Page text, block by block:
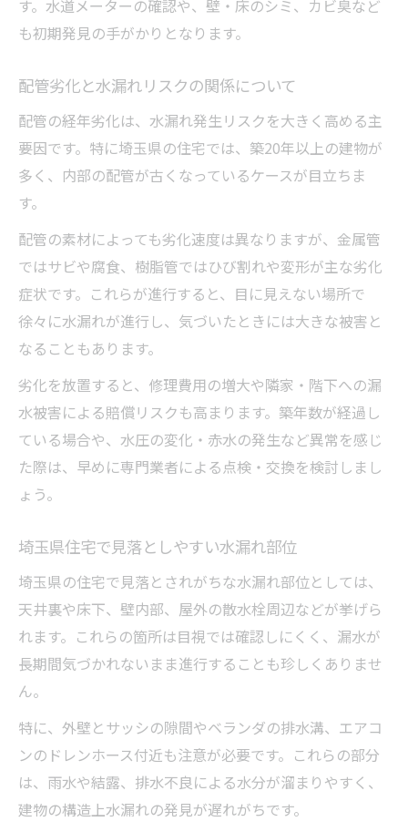
す。水道メーターの確認や、壁・床のシミ、カビ臭など
も初期発見の手がかりとなります。
配管劣化と水漏れリスクの関係について
配管の経年劣化は、水漏れ発生リスクを大きく高める主
要因です。特に埼玉県の住宅では、築20年以上の建物が
多く、内部の配管が古くなっているケースが目立ちま
す。
配管の素材によっても劣化速度は異なりますが、金属管
ではサビや腐食、樹脂管ではひび割れや変形が主な劣化
症状です。これらが進行すると、目に見えない場所で
徐々に水漏れが進行し、気づいたときには大きな被害と
なることもあります。
劣化を放置すると、修理費用の増大や隣家・階下への漏
水被害による賠償リスクも高まります。築年数が経過し
ている場合や、水圧の変化・赤水の発生など異常を感じ
た際は、早めに専門業者による点検・交換を検討しまし
ょう。
埼玉県住宅で見落としやすい水漏れ部位
埼玉県の住宅で見落とされがちな水漏れ部位としては、
天井裏や床下、壁内部、屋外の散水栓周辺などが挙げら
れます。これらの箇所は目視では確認しにくく、漏水が
長期間気づかれないまま進行することも珍しくありませ
ん。
特に、外壁とサッシの隙間やベランダの排水溝、エアコ
ンのドレンホース付近も注意が必要です。これらの部分
は、雨水や結露、排水不良による水分が溜まりやすく、
建物の構造上水漏れの発見が遅れがちです。